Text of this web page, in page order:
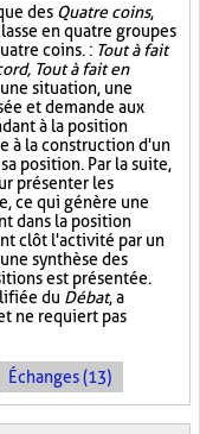
des Quatre coins,
en quatre groupes
coins. : Tout à fait
Tout à fait en
situation, une
et demande aux
à la position
à la construction d'un
position. Par la suite,
présenter les
ce qui génère une
dans la position
clôt l'activité par un
synthèse des
est présentée.
du Débat, a
ne requiert pas
Échanges (13)